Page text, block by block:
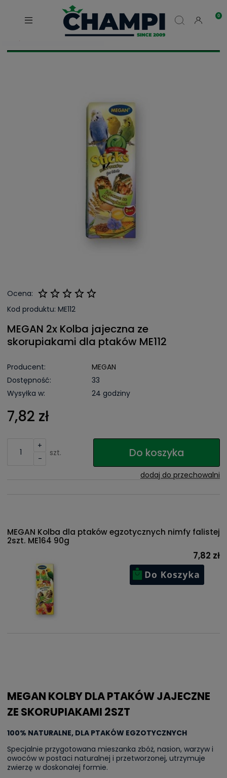
Ocena:
Kod produktu: ME112
MEGAN 2x Kolba jajeczna ze
skorupiakami dla ptaków ME112
Producent:
MEGAN
Dostępność:
33
Wysyłka w:
24 godziny
7,82 zł
+
-
szt. Do koszyka
dodaj do przechowalni
MEGAN KOLBY DLA PTAKÓW JAJECZNE
ZE SKORUPIAKAMI 2SZT
100% NATURALNE, DLA PTAKÓW EGZOTYCZNYCH
Specjalnie przygotowana mieszanka zbóż, nasion, warzyw i
owoców w postaci naturalnej i przetworzonej, utrzymuje
zwierzę w doskonałej formie.
MEGAN Kolba dla ptaków egzotycznych nimfy falistej
2szt. ME164 90g
7,82 zł